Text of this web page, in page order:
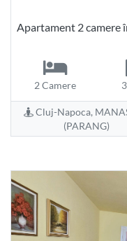
Apartament 2 camere
2 Camere
Cluj-Napoca,
(PARANG)